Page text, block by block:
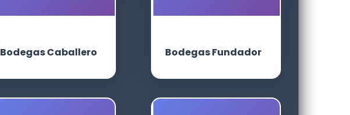
Bodegas Caballero Bodegas Fundador